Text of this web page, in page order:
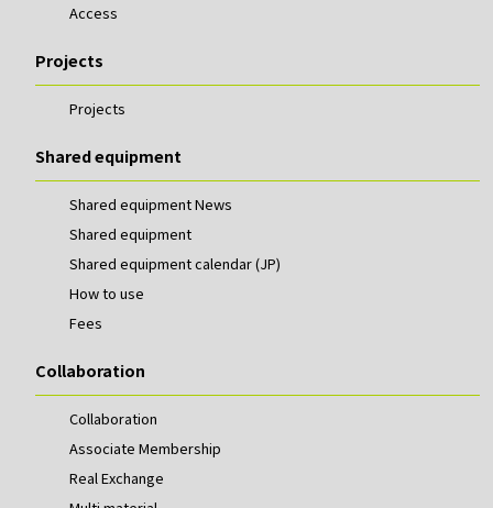
Access
Projects
Projects
Shared equipment
Shared equipment News
Shared equipment
Shared equipment calendar (JP)
How to use
Fees
Collaboration
Collaboration
Associate Membership
Real Exchange